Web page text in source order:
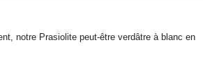
notre Prasiolite peut-être verdâtre à blanc en